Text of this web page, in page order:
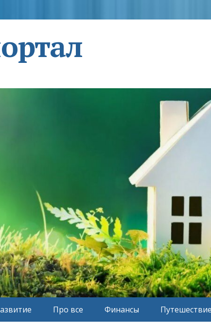
Про все Финансы Путешествие